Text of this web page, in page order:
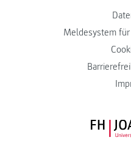
Meldesystem